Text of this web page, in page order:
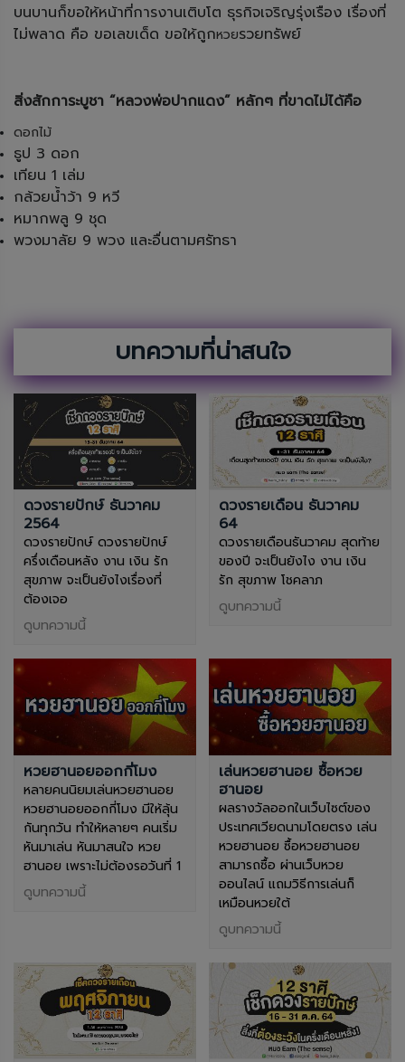
บนบานก็ขอให้หน้าที่การงานเติบโต ธุรกิจเจริญรุ่งเรือง เรื่องที่
ไม่พลาด คือ ขอเลขเด็ด ขอให้ถูกหวยรวยทรัพย์
สิ่งสักการะบูชา “หลวงพ่อปากแดง” หลักๆ ที่ขาดไม่ได้คือ
ดอกไม้
ธูป 3 ดอก
เทียน 1 เล่ม
กล้วยน้ำว้า 9 หวี
หมากพลู 9 ชุด
พวงมาลัย 9 พวง และอื่นตามศรัทธา
บทความที่น่าสนใจ
ดวงรายปักษ์ ธันวาคม
2564
ดวงรายปักษ์ ดวงรายปักษ์
ครึ่งเดือนหลัง งาน เงิน รัก
สุขภาพ จะเป็นยังไงเรื่องที่
ต้องเจอ
ดูบทความนี้
ดวงรายเดือน ธันวาคม
64
ดวงรายเดือนธันวาคม สุดท้าย
ของปี จะเป็นยังไง งาน เงิน
รัก สุขภาพ โชคลาภ
ดูบทความนี้
หวยฮานอยออกกี่โมง
หลายคนนิยมเล่นหวยฮานอย
หวยฮานอยออกกี่โมง มีให้ลุ้น
กันทุกวัน ทำให้หลายๆ คนเริ่ม
หันมาเล่น หันมาสนใจ หวย
ฮานอย เพราะไม่ต้องรอวันที่ 1
ดูบทความนี้
เล่นหวยฮานอย ซื้อหวย
ฮานอย
ผลรางวัลออกในเว็บไซต์ของ
ประเทศเวียดนามโดยตรง เล่น
หวยฮานอย ซื้อหวยฮานอย
สามารถซื้อ ผ่านเว็บหวย
ออนไลน์ แถมวิธีการเล่นก็
เหมือนหวยใต้
ดูบทความนี้